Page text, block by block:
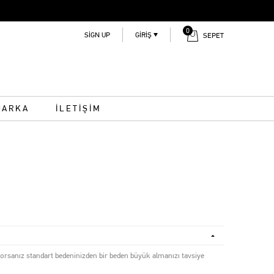
0
SEPET
GIRIŞ
SIGN UP
İLETİŞİM
standart bedeninizden bir beden büyük almanızı tavsiye